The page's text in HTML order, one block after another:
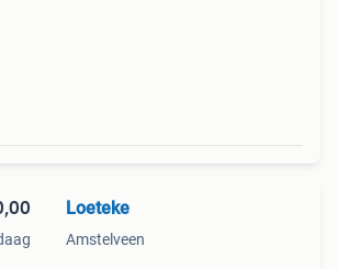
Loeteke
Amstelveen